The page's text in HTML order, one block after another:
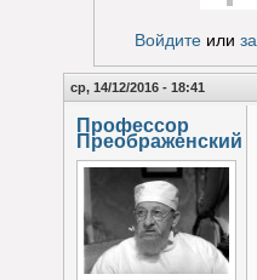
Войдитеили
ср, 14/12/2016 - 18:41
Профессор
Преображенский